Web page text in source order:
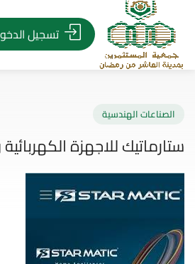
تسجيل
الهندسية
للاجهزة الكهربائية